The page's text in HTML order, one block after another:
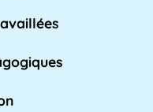
et les [...]